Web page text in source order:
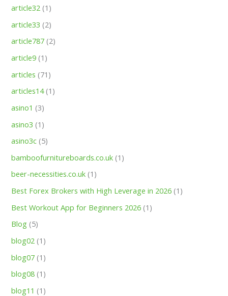
article32 (1)
article33 (2)
article787 (2)
article9 (1)
articles (71)
articles14(1)
asino1 (3)
asino3 (1)
asino3c (5)
bamboofurnitureboards.co.uk (1)
beer-necessities.co.uk (1)
Best Forex Brokers with High Leverage in 2026 (1)
Best Workout App for Beginners 2026 (1)
Blog (5)
blog02 (1)
blog07 (1)
blog08 (1)
blog11 (1)